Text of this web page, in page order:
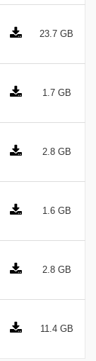
23.7 GB
1.7 GB
2.8 GB
1.6 GB
2.8 GB
11.4 GB